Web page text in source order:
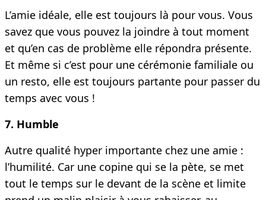
L’amie idéale, elle est toujours là pour vous. Vous
savez que vous pouvez la joindre à tout moment
et qu’en cas de problème elle répondra présente.
Et même si c’est pour une cérémonie familiale ou
un resto, elle est toujours partante pour passer du
temps avec vous !
7. Humble
Autre qualité hyper importante chez une amie :
l’humilité. Car une copine qui se la pète, se met
tout le temps sur le devant de la scène et limite